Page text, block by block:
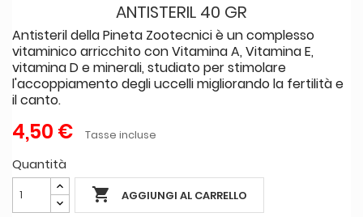
ANTISTERIL 40 GR
Antisteril della Pineta Zootecnici è un complesso
vitaminico arricchito con Vitamina A, Vitamina E,
vitamina D e minerali, studiato per stimolare
l'accoppiamento degli uccelli migliorando la fertilità e
il canto.
4,50 € Tasse incluse
Quantità
 AGGIUNGI AL CARRELLO